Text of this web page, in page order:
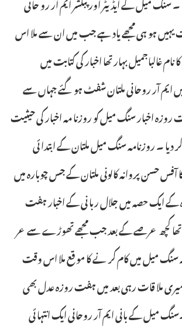
یہیں ہو ہی مجھے یاد ہے جب میں ان سے ملا اس
غالباجمیل بہار تھا اخبار کی کتابت میں
ایم آر روحانی ملتان شفٹ ہو گئے جہاں سے
اخبار سنگ میل کو روزنا مہ اخبار کی حیثیت
دیا ۔ روزنامہ سنگ میل ملتان کے ابتدا ئی
آفس حسن پروانہ کالونی ملتان کے جس چوبارہ میں
کے ایک حصہ میں جلال ربا نی کے اخبار ہفت
تھا کچھ عرصے کے بعد جب مجھے تھوڑے سے عر
میل میں کام کر نے کا مو قع ملا اس وقت
ملا قات رہی بعد میں ہفت روزہ عدل بھی
میل کے بانی ایم آر روحانی ایک انتہا ئی